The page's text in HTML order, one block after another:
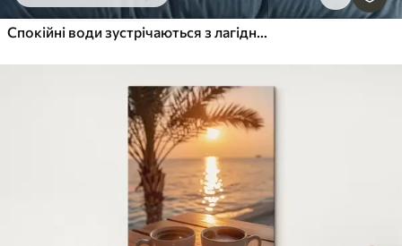
Спокійні води зустрічаються з лагідним небом